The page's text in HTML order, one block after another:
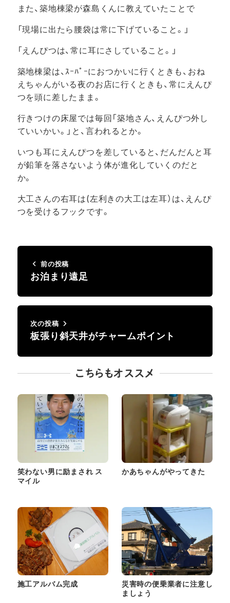
また、築地棟梁が森島くんに教えていたことで
「現場に出たら腰袋は常に下げていること。」
「えんぴつは、常に耳にさしていること。」
築地棟梁は、ｽｰﾊﾟｰにおつかいに行くときも、おね
えちゃんがいる夜のお店に行くときも、常にえんぴ
つを頭に差したまま。
行きつけの床屋では毎回「築地さん、えんぴつ外し
ていいかい。」と、言われるとか。
いつも耳にえんぴつを差していると、だんだんと耳
が鉛筆を落さないよう体が進化していくのだと
か。
大工さんの右耳は(左利きの大工は左耳）は、えんぴ
つを受けるフックです。
前の投稿
お泊まり遠足
次の投稿
板張り斜天井がチャームポイント
こちらもオススメ
笑わない男に励まされ ス
マイル
かあちゃんがやってきた
施工アルバム完成
災害時の便乗業者に注意し
ましょう